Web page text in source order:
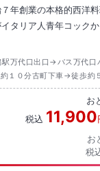
年創業の本格的西洋
タリア人青年コック
駅万代口出口→バス万代口
１０分古町下車→徒歩約
お
税込 11,900
お
税